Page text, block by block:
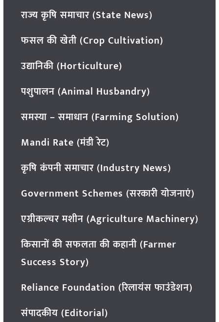
राज्य कृषि समाचार (State News)
फसल की खेती (Crop Cultivation)
उद्यानिकी (Horticulture)
पशुपालन (Animal Husbandry)
समस्या – समाधान (Farming Solution)
Mandi Rate (मंडी रेट)
कृषि कंपनी समाचार (Industry News)
Government Schemes (सरकारी योजनाएं)
एग्रीकल्चर मशीन (Agriculture Machinery)
किसानों की सफलता की कहानी (Farmer
Success Story)
Reliance Foundation (रिलायंस फाउंडेशन)
संपादकीय (Editorial)